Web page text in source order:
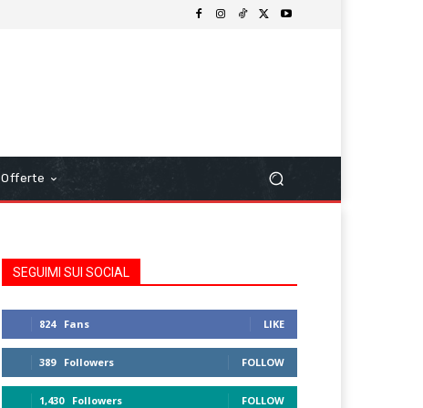
Offerte
SEGUIMI SUI SOCIAL
824 Fans LIKE
389 Followers FOLLOW
1,430 Followers FOLLOW